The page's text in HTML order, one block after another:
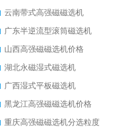
云南带式高强磁磁选机
广东半逆流型滚筒磁选机
山西高强磁磁选机价格
湖北永磁湿式磁选机
广西湿式平板磁选机
黑龙江高强磁磁选机价格
重庆高强磁磁选机分选粒度